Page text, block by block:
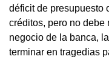
déficit de presupuesto
créditos, pero no debe
negocio de la banca,
terminar en tragedias